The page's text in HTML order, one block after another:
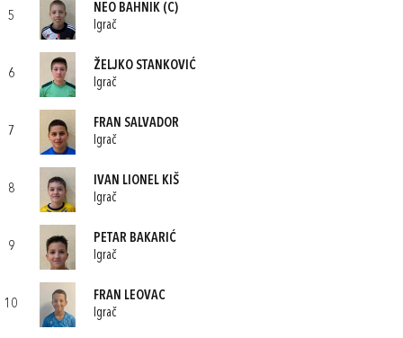
5
NEO BAHNIK (C)
Igrač
6
ŽELJKO STANKOVIĆ
Igrač
7
FRAN SALVADOR
Igrač
8
IVAN LIONEL KIŠ
Igrač
9
PETAR BAKARIĆ
Igrač
10
FRAN LEOVAC
Igrač